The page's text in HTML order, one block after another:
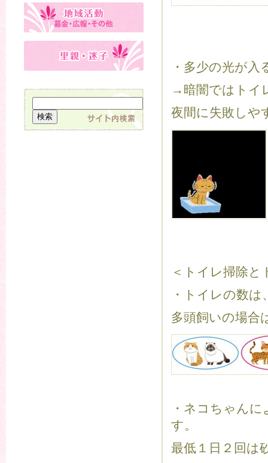
・多少の光が入
→暗闇ではトイ
夜間に失敗しや
＜トイレ掃除と
・トイレの数
多頭飼いの場合
・ネコちゃん
す。
最低１日２回は